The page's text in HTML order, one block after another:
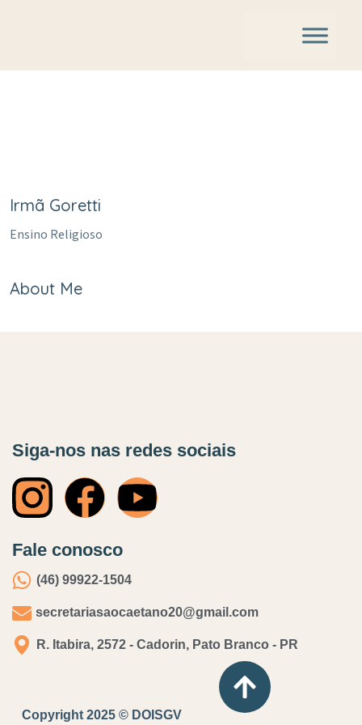
Irmã Goretti
Ensino Religioso
About Me
Siga-nos nas redes sociais
Fale conosco
(46) 99922-1504
secretariasaocaetano20@gmail.com
R. Itabira, 2572 - Cadorin, Pato Branco - PR
Copyright 2025 © DOISGV